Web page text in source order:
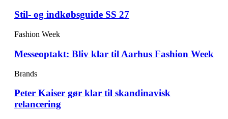
Stil- og indkøbsguide SS 27
Fashion Week
Messeoptakt: Bliv klar til Aarhus Fashion Week
Brands
Peter Kaiser gør klar til skandinavisk
relancering